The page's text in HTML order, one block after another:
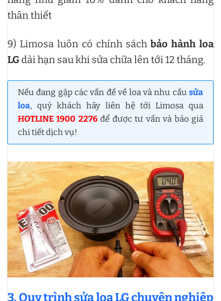
thân thiết
9) Limosa luôn có chính sách bảo hành loa
LG dài hạn sau khi sửa chữa lên tới 12 tháng.
Nếu đang gặp các vấn đề về loa và nhu cầu sửa
loa, quý khách hãy liên hệ tới Limosa qua
HOTLINE 1900 2276để được tư vấn và báo giá
chi tiết dịch vụ!
3. Quy trình sửa loa LG chuyên nghiệp